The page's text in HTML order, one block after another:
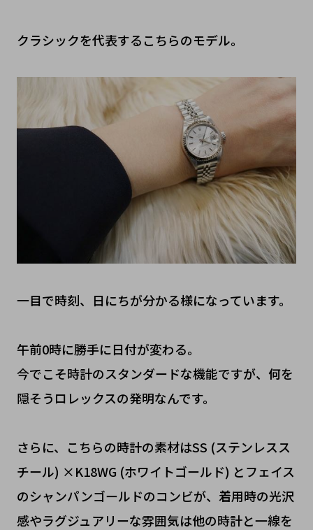
クラシックを代表するこちらのモデル。
一目で時刻、日にちが分かる様になっています。
午前0時に勝手に日付が変わる。
今でこそ時計のスタンダードな機能ですが、何を
隠そうロレックスの発明なんです。
さらに、こちらの時計の素材はSS (ステンレスス
チール) ×K18WG (ホワイトゴールド) とフェイス
のシャンパンゴールドのコンビが、着用時の光沢
感やラグジュアリーな雰囲気は他の時計と一線を